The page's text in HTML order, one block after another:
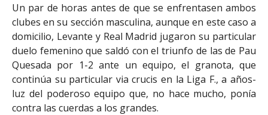
Un par de horas antes de que se enfrentasen ambos
clubes en su sección masculina, aunque en este caso a
domicilio, Levante y Real Madrid jugaron su particular
duelo femenino que saldó con el triunfo de las de Pau
Quesada por 1-2 ante un equipo, el granota, que
continúa su particular via crucis en la Liga F., a años-
luz del poderoso equipo que, no hace mucho, ponía
contra las cuerdas a los grandes.